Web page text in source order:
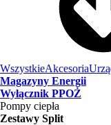
WszystkieAkcesoria
Magazyny Energii
Wyłącznik PPOŻ
Pompy ciepła
Zestawy Split